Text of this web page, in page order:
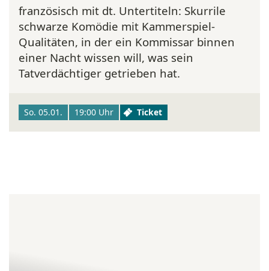
französisch mit dt. Untertiteln: Skurrile
schwarze Komödie mit Kammerspiel-
Qualitäten, in der ein Kommissar binnen
einer Nacht wissen will, was sein
Tatverdächtiger getrieben hat.
So. 05.01. 19:00 Uhr Ticket